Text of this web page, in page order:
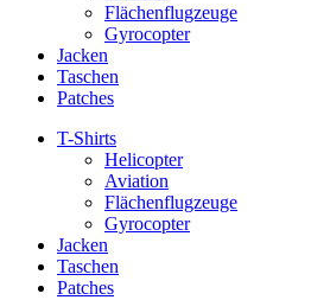
Flächenflugzeuge
Gyrocopter
Jacken
Taschen
Patches
T-Shirts
Helicopter
Aviation
Flächenflugzeuge
Gyrocopter
Jacken
Taschen
Patches